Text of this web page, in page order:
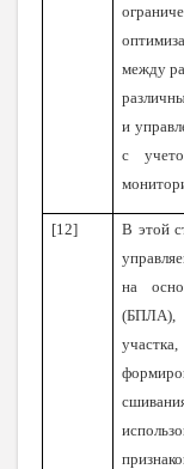
между
и
с
[12]
В этой
на
(БПЛА),